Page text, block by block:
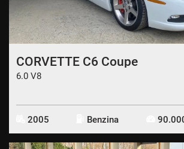
CORVETTE C6 Coupe
6.0 V8
2005 Benzina